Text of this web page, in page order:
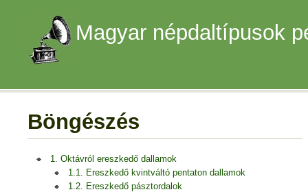
Magyar népdaltípusok
Böngészés
1. Oktávról ereszkedő dallamok
1.1. Ereszkedő kvintváltó pentaton dallamok
1.2. Ereszkedő pásztordalok